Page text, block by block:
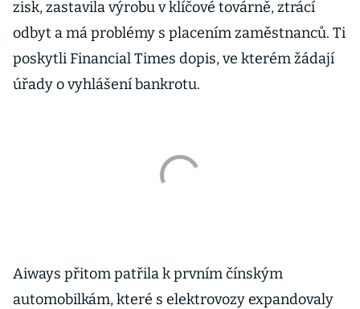
zisk, zastavila výrobu v klíčové továrně, ztrácí
odbyt a má problémy s placením zaměstnanců. Ti
poskytli Financial Times dopis, ve kterém žádají
úřady o vyhlášení bankrotu.
Aiways přitom patřila k prvním čínským
automobilkám, které s elektrovozy expandovaly